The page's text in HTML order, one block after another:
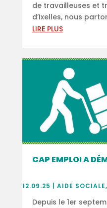
de travailleuses et
d’Ixelles, nous
LIRE PLUS
CAP EMPLOI A
12.09.25 AIDE SOCIALE,
Depuis le 1er